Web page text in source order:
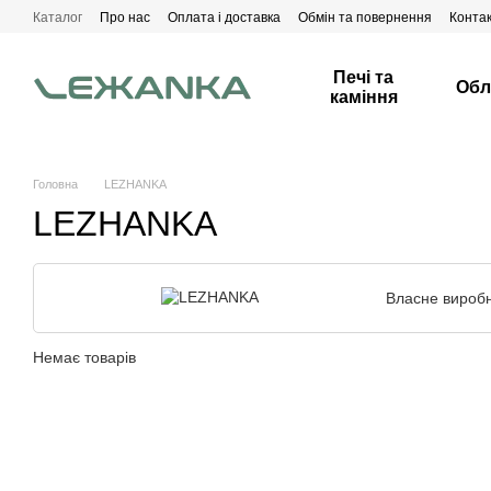
Перейти до основного контенту
Каталог Про нас Оплата і доставка Обмін та повернення
Печі та
каміння
Головна LEZHANKA
LEZHANKA
Власне
Немає товарів